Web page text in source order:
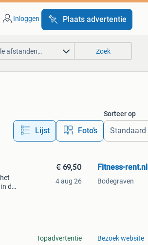
Inloggen Plaats advertentie
afstanden… Zoek
Lijst Foto’s
Sorteer op
de
€ 69,50
4 aug 26
Topadvertentie
Fitness-rent.nl
Bodegraven
Bezoek website